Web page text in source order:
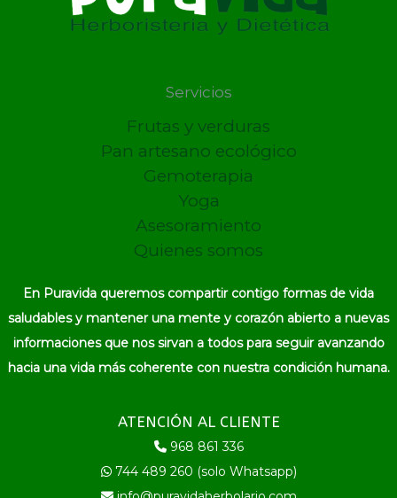
Servicios
Frutas y verduras
Pan artesano ecológico
Gemoterapia
Yoga
Asesoramiento
Quienes somos
En Puravida queremos compartir contigo formas de vida
saludables y mantener una mente y corazón abierto a nuevas
informaciones que nos sirvan a todos para seguir avanzando
hacia una vida más coherente con nuestra condición humana.
ATENCIÓN AL CLIENTE
968 861 336
744 489 260 (solo Whatsapp)